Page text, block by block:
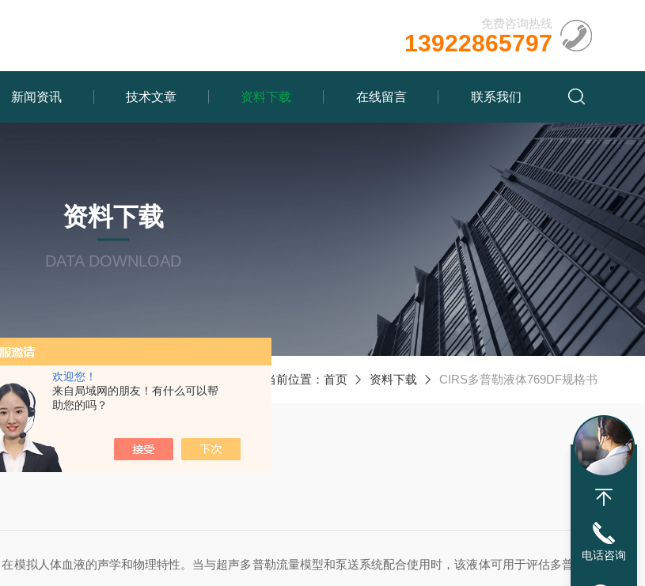
欢迎您！
来自局域网的朋友！有什么可以帮
助您的吗？
免费咨询热线
13922865797
新闻资讯 技术文章 资料下载 在线留言 联系我们
资料下载
DATA DOWNLOAD
当前位置： 首页 资料下载 CIRS多普勒液体769DF规格书
模拟人体血液的声学和物理特性。当与超声多普勒流量模型和泵送系统配合使用时，该液体可用于评估多普勒成
电话咨询